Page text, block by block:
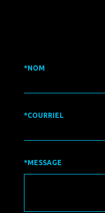
*NOM
*COURRIEL
*MESSAGE